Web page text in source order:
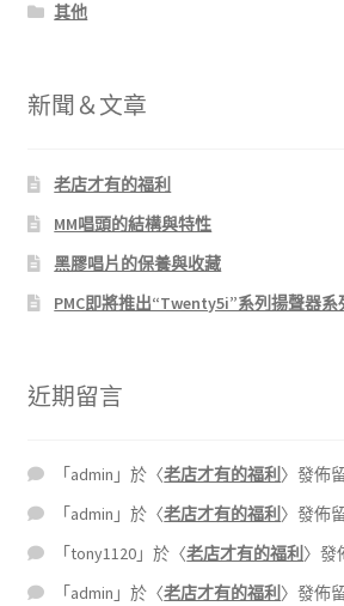
其他
新聞＆文章
老店才有的福利
MM唱頭的結構與特性
黑膠唱片的保養與收藏
PMC即將推出“Twenty5i”系列揚聲器系
近期留言
「 admin 」於〈老店才有的福利 〉發佈
「 admin 」於〈老店才有的福利 〉發佈
「tony1120 」於〈老店才有的福利 〉發
「 admin 」於〈老店才有的福利 〉發佈